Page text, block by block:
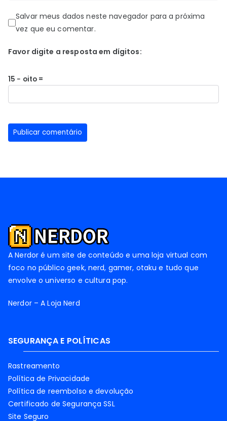
Salvar meus dados neste navegador para a próxima
vez que eu comentar.
Favor digite a resposta em dígitos:
15 − oito =
A Nerdor é um site de conteúdo e uma loja virtual com
foco no público geek, nerd, gamer, otaku e tudo que
envolve o universo e cultura pop.
Nerdor – A Loja Nerd
SEGURANÇA E POLÍTICAS
Rastreamento
Política de Privacidade
Política de reembolso e devolução
Certificado de Segurança SSL
Site Seguro